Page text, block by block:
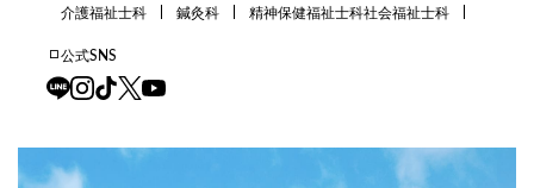
介護福祉士科
鍼灸科 精神保健福祉士科社会福祉士科
公式SNS